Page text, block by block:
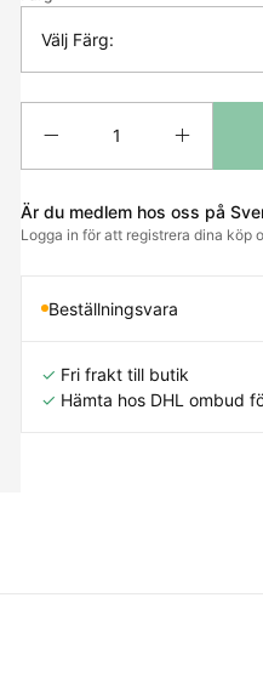
Välj Färg:
Är du medlem hos oss på
Logga in för att registrera dina köp
Beställningsvara
✓ Fri frakt till butik
✓ Hämta hos DHL ombud